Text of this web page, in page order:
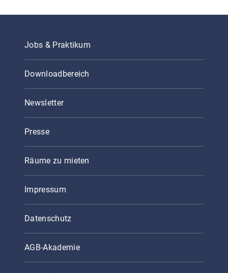
Jobs & Praktikum
Downloadbereich
Newsletter
Presse
Räume zu mieten
Impressum
Datenschutz
AGB-Akademie